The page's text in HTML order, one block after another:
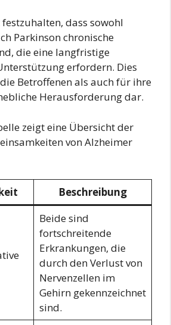
dass sowohl
Parkinson chronische
die eine langfristige
erfordern. Dies
Betroffenen als auch für ihre
Herausforderung dar.
zeigt eine Übersicht der
von Alzheimer
Beschreibung
Beide sind
fortschreitende
Erkrankungen, die
durch den Verlust von
Nervenzellen im
Gehirn gekennzeichnet
sind.